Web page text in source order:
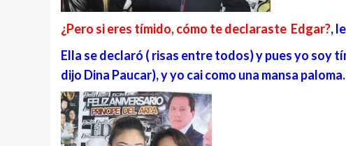
¿Pero si eres tímido, cómo te declaraste Edgar?,
Ella se declaró ( risas entre todos) y pues yo soy
dijo Dina Paucar), y yo cai como una mansa